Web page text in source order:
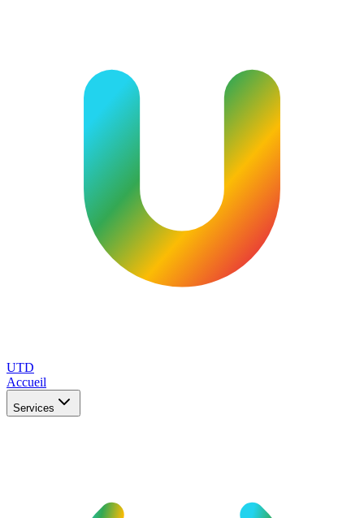
UTD
Accueil
Services